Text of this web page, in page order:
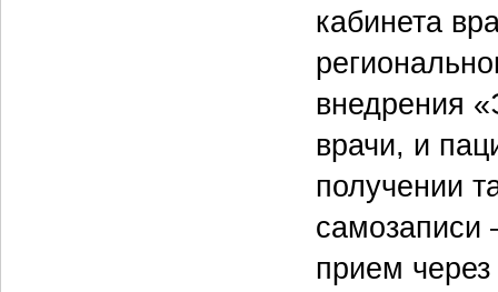
кабинета
внедрения
врачи, и
получении
самозаписи
прием